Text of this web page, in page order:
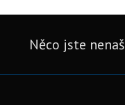
Něco jste